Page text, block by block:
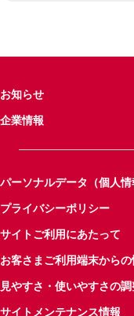
お知らせ
企業情報
パーソナルデータ（個人
プライバシーポリシー
サイトご利用にあたって
お客さまご利用端末から
見やすさ・使いやすさの調
サイトメンテナンス情報